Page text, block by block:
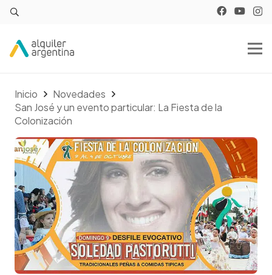
Inicio
Novedades
San José y un evento particular: La Fiesta de la
Colonización